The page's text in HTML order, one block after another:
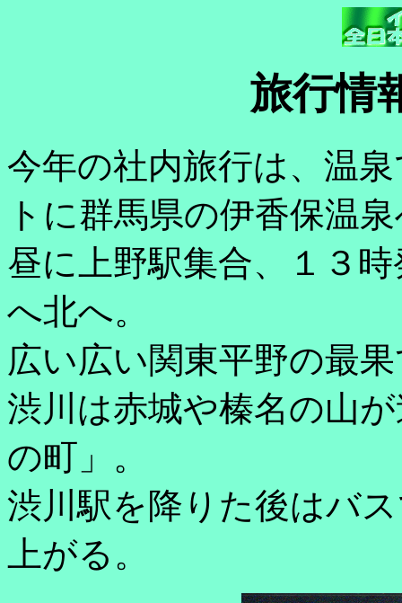
旅行情
今年の社内旅行は、温
トに群馬県の伊香保温
昼に上野駅集合、１３
へ北へ。
広い広い関東平野の最
渋川は赤城や榛名の山
の町」。
渋川駅を降りた後はバ
上がる。